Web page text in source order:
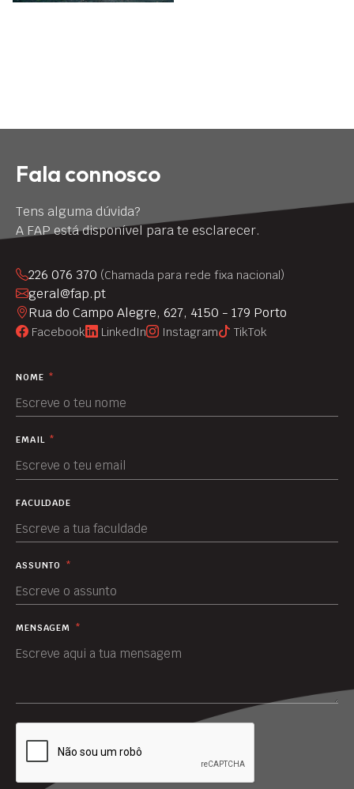
Fala connosco
Tens alguma dúvida?
A FAP está disponível para te esclarecer.
226 076 370 (Chamada para rede fixa nacional)
geral@fap.pt
Rua do Campo Alegre, 627, 4150 - 179 Porto
Facebook LinkedIn Instagram TikTok
NOME *
EMAIL *
FACULDADE
ASSUNTO *
MENSAGEM *